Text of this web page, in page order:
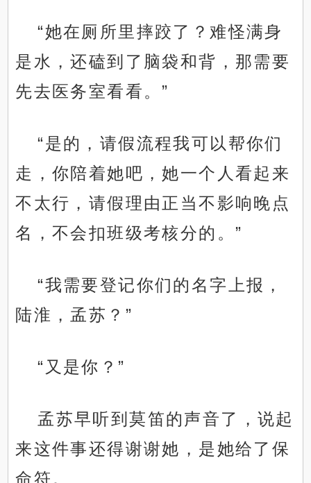
“她在厕所里摔跤了？难怪满身
是水，还磕到了脑袋和背，那需要
先去医务室看看。”
“是的，请假流程我可以帮你们
走，你陪着她吧，她一个人看起来
不太行，请假理由正当不影响晚点
名，不会扣班级考核分的。”
“我需要登记你们的名字上报，
陆淮，孟苏？”
“又是你？”
孟苏早听到莫笛的声音了，说起
来这件事还得谢谢她，是她给了保
命符。